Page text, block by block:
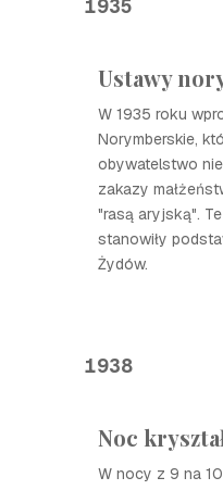
1935
Ustawy
W 1935 roku
Norymberskie,
obywatelstwo
zakazy
"rasą aryjską".
stanowiły
Żydów.
1938
Noc
W nocy z 9 na